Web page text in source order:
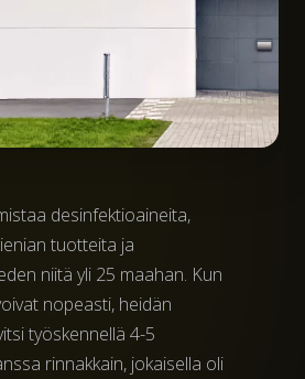
desinfektioaineita,
tuotteita ja
niitä yli 25 maahan. Kun
nopeasti, heidän
työskennellä 4-5
rinnakkain, jokaisella oli